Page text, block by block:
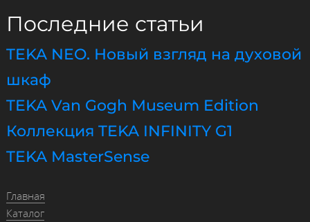
Последние статьи
TEKA NEO. Новый взгляд на духовой
шкаф
TEKA Van Gogh Museum Edition
Коллекция TEKA INFINITY G1
TEKA MasterSense
Главная
Каталог